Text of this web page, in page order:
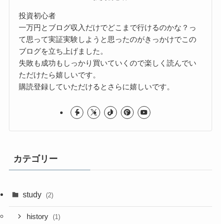
投資初心者
一万円とブログ収入だけでどこまで行けるのかな？っ
て思って実証実験しようと思ったのがきっかけでこの
ブログを立ち上げました。
失敗も成功もしっかり買いていくので楽しく読んでい
ただけたら嬉しいです。
購読登録していただけるとさらに嬉しいです。
カテゴリー
study (2)
history (1)